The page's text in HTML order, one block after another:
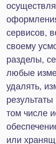
и никакие
третьих лиц, не
Администратору.
4.7.
(персональную)
информацию,
(публикует) на
разделов,
инструментов.
загружать,
иным образом